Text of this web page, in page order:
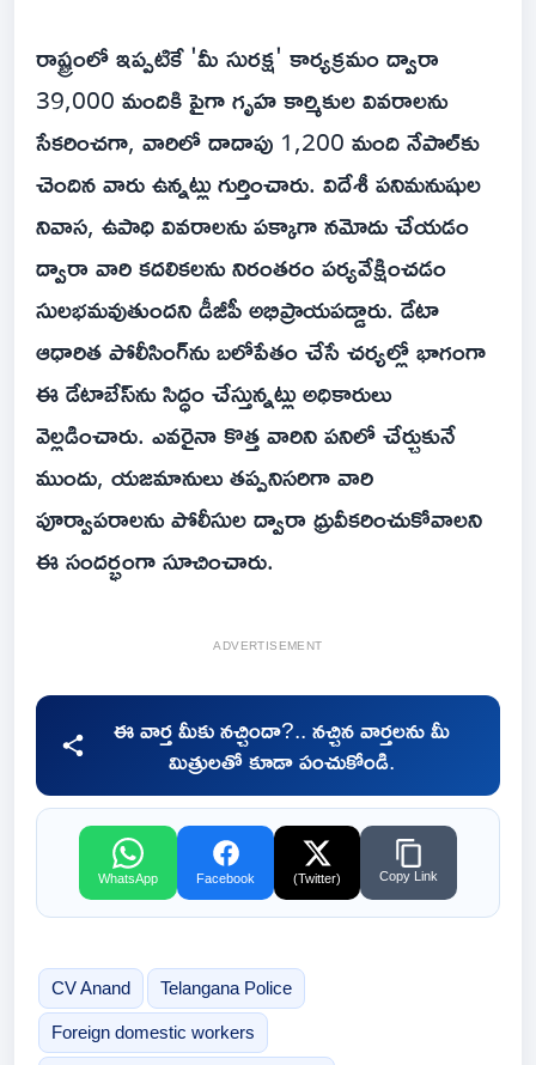
రాష్ట్రంలో ఇప్పటికే 'మీ సురక్ష' కార్యక్రమం ద్వారా
39,000 మందికి పైగా గృహ కార్మికుల వివరాలను
సేకరించగా, వారిలో దాదాపు 1,200 మంది నేపాల్‌కు
చెందిన వారు ఉన్నట్లు గుర్తించారు. విదేశీ పనిమనుషుల
నివాస, ఉపాధి వివరాలను పక్కాగా నమోదు చేయడం
ద్వారా వారి కదలికలను నిరంతరం పర్యవేక్షించడం
సులభమవుతుందని డీజీపీ అభిప్రాయపడ్డారు. డేటా
ఆధారిత పోలీసింగ్‌ను బలోపేతం చేసే చర్యల్లో భాగంగా
ఈ డేటాబేస్‌ను సిద్ధం చేస్తున్నట్లు అధికారులు
వెల్లడించారు. ఎవరైనా కొత్త వారిని పనిలో చేర్చుకునే
ముందు, యజమానులు తప్పనిసరిగా వారి
పూర్వాపరాలను పోలీసుల ద్వారా ధ్రువీకరించుకోవాలని
ఈ సందర్భంగా సూచించారు.
ADVERTISEMENT
ఈ వార్త మీకు నచ్చిందా?.. నచ్చిన వార్తలను మీ
మిత్రులతో కూడా పంచుకోండి.
WhatsApp Facebook (Twitter) Copy Link
CV Anand Telangana Police
Foreign domestic workers